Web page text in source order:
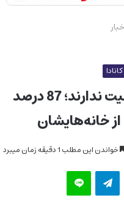
کانادایی ها احساس امنیت ندارند؛ 87 درصد
خانه‌هایشان
خواندن این مطلب 1 دقیقه زمان میبرد
واتس آپ تلگرام لاین